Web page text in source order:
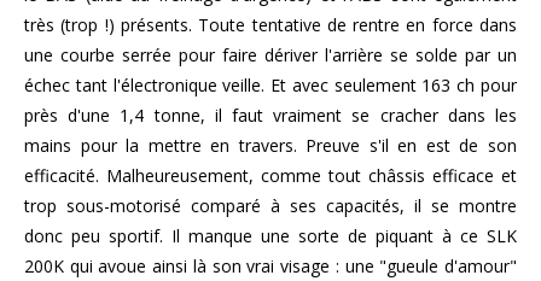
très (trop !) présents. Toute tentative de rentre en force dans
une courbe serrée pour faire dériver l'arrière se solde par un
échec tant l'électronique veille. Et avec seulement 163 ch pour
près d'une 1,4 tonne, il faut vraiment se cracher dans les
mains pour la mettre en travers. Preuve s'il en est de son
efficacité. Malheureusement, comme tout châssis efficace et
trop sous-motorisé comparé à ses capacités, il se montre
donc peu sportif. Il manque une sorte de piquant à ce SLK
200K qui avoue ainsi là son vrai visage : une "gueule d'amour"